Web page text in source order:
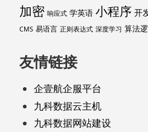
加密 响应式 学英语 小程序 开
CMS 易语言 正则表达式 深度学习 算法
友情链接
企壹航企服平台
九科数据云主机
九科数据网站建设